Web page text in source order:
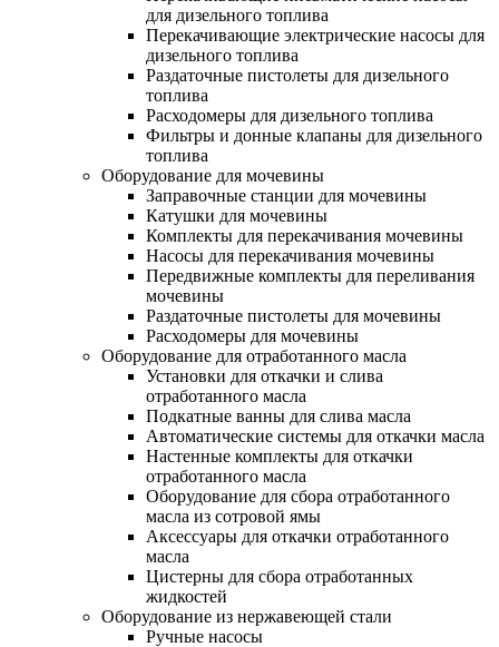
для дизельного топлива
Перекачивающие электрические насосы для
дизельного топлива
Раздаточные пистолеты для дизельного
топлива
Расходомеры для дизельного топлива
Фильтры и донные клапаны для дизельного
топлива
Оборудование для мочевины
Заправочные станции для мочевины
Катушки для мочевины
Комплекты для перекачивания мочевины
Насосы для перекачивания мочевины
Передвижные комплекты для переливания
мочевины
Раздаточные пистолеты для мочевины
Расходомеры для мочевины
Оборудование для отработанного масла
Установки для откачки и слива
отработанного масла
Подкатные ванны для слива масла
Автоматические системы для откачки масла
Настенные комплекты для откачки
отработанного масла
Оборудование для сбора отработанного
масла из сотровой ямы
Аксессуары для откачки отработанного
масла
Цистерны для сбора отработанных
жидкостей
Оборудование из нержавеющей стали
Ручные насосы